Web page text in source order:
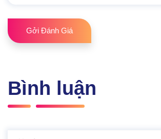
Gởi Đánh Giá
Bình luận